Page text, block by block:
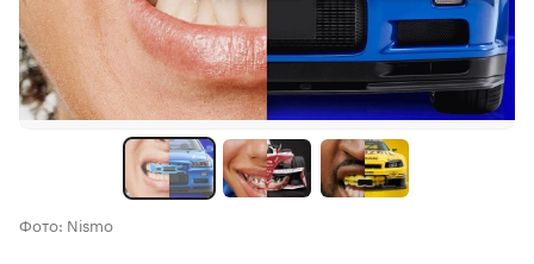
Фото: Nismo